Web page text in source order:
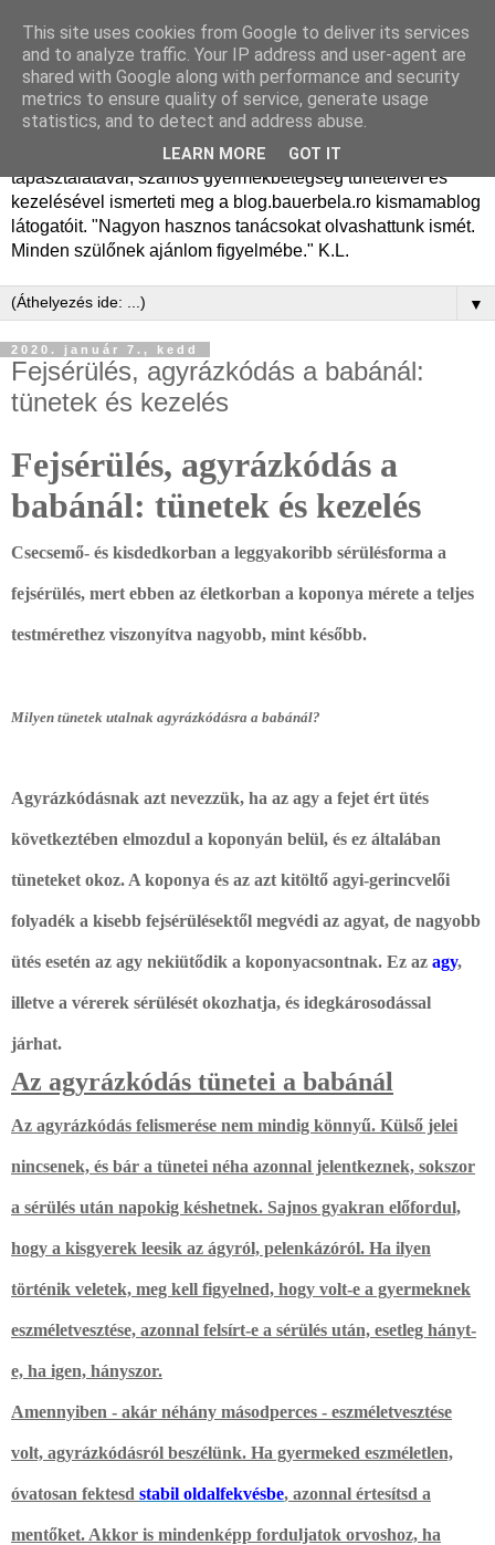
Dr. Bauer Béla Ph.D.
gyermekgyógyász
Dr. Bauer Béla Ph.D. gyermekgyógyász főorvos, 50 éves
tapasztalatával, számos gyermekbetegség tüneteivel és
kezelésével ismerteti meg a blog.bauerbela.ro kismamablog
látogatóit. "Nagyon hasznos tanácsokat olvashattunk ismét.
Minden szülőnek ajánlom figyelmébe." K.L.
▼
2020. január 7., kedd
Fejsérülés, agyrázkódás a babánál:
tünetek és kezelés
Fejsérülés, agyrázkódás a
babánál: tünetek és kezelés
Csecsemő- és kisdedkorban a leggyakoribb sérülésforma a
fejsérülés, mert ebben az életkorban a koponya mérete a teljes
testmérethez viszonyítva nagyobb, mint később.
Milyen tünetek utalnak agyrázkódásra a babánál?
Agyrázkódásnak azt nevezzük, ha az agy a fejet ért ütés
következtében elmozdul a koponyán belül, és ez általában
tüneteket okoz. A koponya és az azt kitöltő agyi-gerincvelői
folyadék a kisebb fejsérülésektől megvédi az agyat, de nagyobb
ütés esetén az agy nekiütődik a koponyacsontnak. Ez az agy,
illetve a vérerek sérülését okozhatja, és idegkárosodással
járhat.
Az agyrázkódás tünetei a babánál
Az agyrázkódás felismerése nem mindig könnyű. Külső jelei
nincsenek, és bár a tünetei néha azonnal jelentkeznek, sokszor
a sérülés után napokig késhetnek. Sajnos gyakran előfordul,
hogy a kisgyerek leesik az ágyról, pelenkázóról. Ha ilyen
történik veletek, meg kell figyelned, hogy volt-e a gyermeknek
eszméletvesztése, azonnal felsírt-e a sérülés után, esetleg hányt-
e, ha igen, hányszor.
Amennyiben - akár néhány másodperces - eszméletvesztése
volt, agyrázkódásról beszélünk. Ha gyermeked eszméletlen,
óvatosan fektesd stabil oldalfekvésbe, azonnal értesítsd a
mentőket. Akkor is mindenképp forduljatok orvoshoz, ha
This site uses cookies from Google to deliver its services
and to analyze traffic. Your IP address and user-agent are
shared with Google along with performance and security
metrics to ensure quality of service, generate usage
statistics, and to detect and address abuse.
LEARN MORE GOT IT